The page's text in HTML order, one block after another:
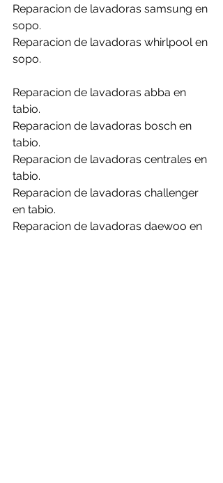
Reparacion de lavadoras samsung en
sopo.
Reparacion de lavadoras whirlpool en
sopo.
Reparacion de lavadoras abba en
tabio.
Reparacion de lavadoras bosch en
tabio.
Reparacion de lavadoras centrales en
tabio.
Reparacion de lavadoras challenger
en tabio.
Reparacion de lavadoras daewoo en